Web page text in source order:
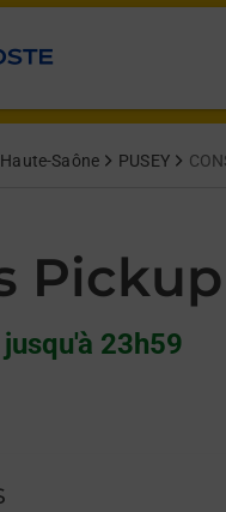
Haute-Saône PUSEY
Pickup
jusqu'à 23h59
Pickup at RUE DE L
nouvel onglet